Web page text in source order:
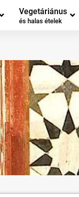
Vegetáriánus
és halas ételek